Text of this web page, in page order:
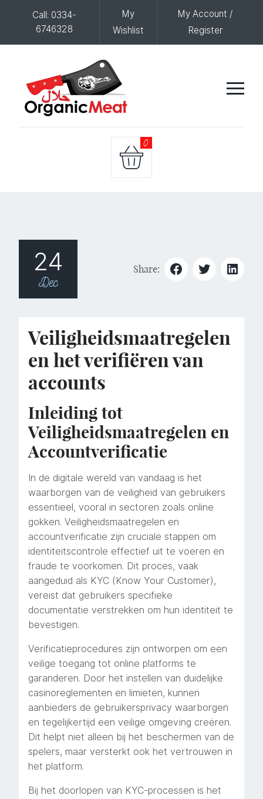
Call: 0334-
6746328
My
Wishlist
My Account /
Register
0
24
Dec
Share:
Veiligheidsmaatregelen
en het verifiëren van
accounts
Inleiding tot
Veiligheidsmaatregelen en
Accountverificatie
In de digitale wereld van vandaag is het
waarborgen van de veiligheid van gebruikers
essentieel, vooral in sectoren zoals online
gokken. Veiligheidsmaatregelen en
accountverificatie zijn cruciale stappen om
identiteitscontrole effectief uit te voeren en
fraude te voorkomen. Dit proces, vaak
aangeduid als KYC (Know Your Customer),
vereist dat gebruikers specifieke
documentatie verstrekken om hun identiteit te
bevestigen.
Verificatieprocedures zijn ontworpen om een
veilige toegang tot online platforms te
garanderen. Door het instellen van duidelijke
casinoreglementen en limieten, kunnen
aanbieders de gebruikersprivacy waarborgen
en tegelijkertijd een veilige omgeving creëren.
Dit helpt niet alleen bij het beschermen van de
spelers, maar versterkt ook het vertrouwen in
het platform.
Bij het doorlopen van KYC-processen is het